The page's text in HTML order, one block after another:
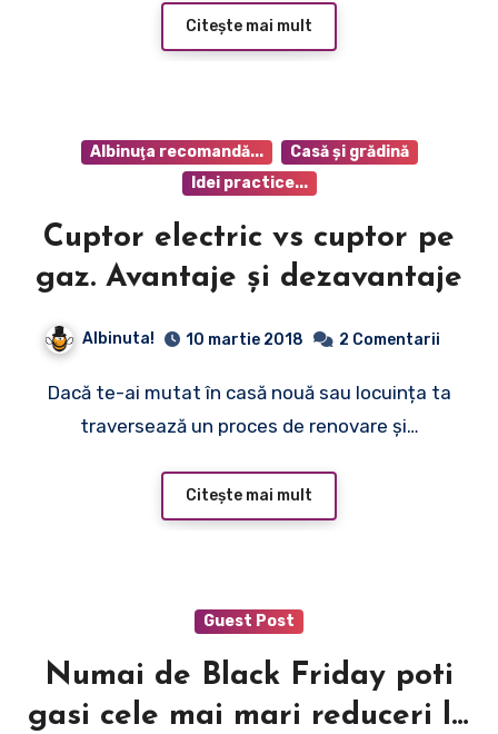
Citește mai mult
Albinuţa recomandă...
Casă şi grădină
Idei practice...
Cuptor electric vs cuptor pe
gaz. Avantaje și dezavantaje
Albinuta! 10 martie 2018 2 Comentarii
Dacă te-ai mutat în casă nouă sau locuința ta
traversează un proces de renovare și…
Citește mai mult
Guest Post
Numai de Black Friday poti
gasi cele mai mari reduceri la